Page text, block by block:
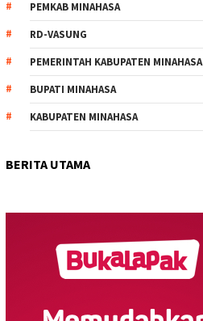
PEMKAB MINAHASA
RD-VASUNG
PEMERINTAH KABUPATEN MINAHASA
BUPATI MINAHASA
KABUPATEN MINAHASA
BERITA UTAMA